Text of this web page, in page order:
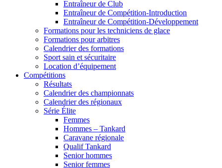
Entraîneur de Club
Entraîneur de Compétition-Introduction
Entraîneur de Compétition-Développement
Formations pour les techniciens de glace
Formations pour arbitres
Calendrier des formations
Sport sain et sécuritaire
Location d’équipement
Compétitions
Résultats
Calendrier des championnats
Calendrier des régionaux
Série Élite
Femmes
Hommes – Tankard
Caravane régionale
Qualif Tankard
Senior hommes
Senior femmes